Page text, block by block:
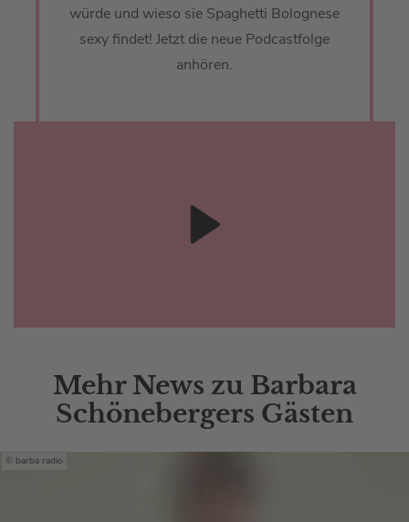
würde und wieso sie Spaghetti Bolognese
sexy findet! Jetzt die neue Podcastfolge
anhören.
Mehr News zu Barbara
Schönebergers Gästen
barba radio